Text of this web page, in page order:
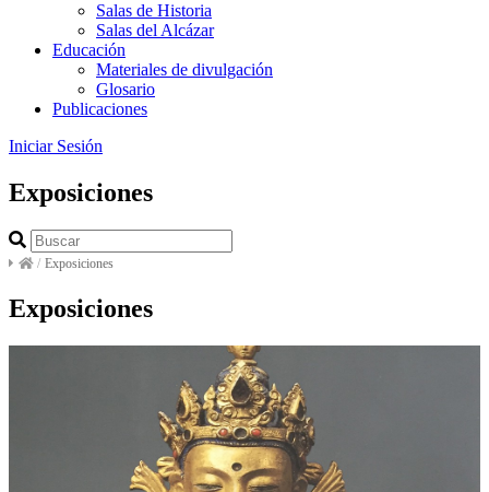
Salas de Historia
Salas del Alcázar
Educación
Materiales de divulgación
Glosario
Publicaciones
Iniciar Sesión
Exposiciones
/ Exposiciones
Exposiciones